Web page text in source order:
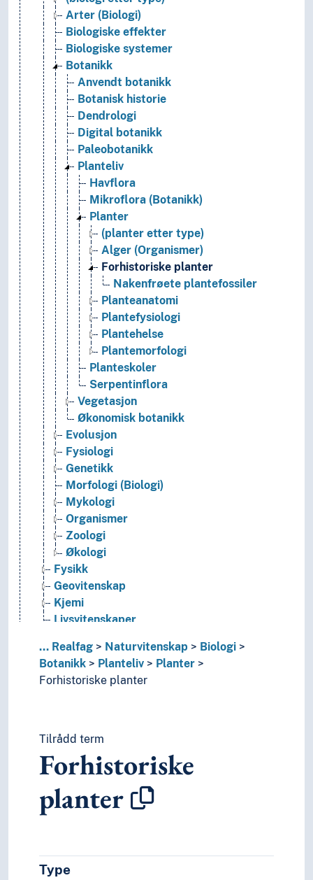
Arter (Biologi)
Biologiske effekter
Biologiske systemer
Botanikk
Anvendt botanikk
Botanisk historie
Dendrologi
Digital botanikk
Paleobotanikk
Planteliv
Havflora
Mikroflora (Botanikk)
Planter
(planter etter type)
Alger (Organismer)
Forhistoriske planter
Nakenfrøete plantefossiler
Planteanatomi
Plantefysiologi
Plantehelse
Plantemorfologi
Planteskoler
Serpentinflora
Vegetasjon
Økonomisk botanikk
Evolusjon
Fysiologi
Genetikk
Morfologi (Biologi)
Mykologi
Organismer
Zoologi
Økologi
Fysikk
Geovitenskap
Kjemi
Livsvitenskaper
Nevrovitenskap
Religionsvitenskap
Rettsvitenskap
Tid i enheter, stadier og perioder
... Realfag Naturvitenskap
Biologi
Botanikk
Planteliv
Planter
Forhistoriske planter
Tilrådd term
Forhistoriske
planter
Type